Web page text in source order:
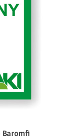
Baromfi